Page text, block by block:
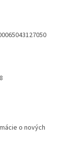
o nových